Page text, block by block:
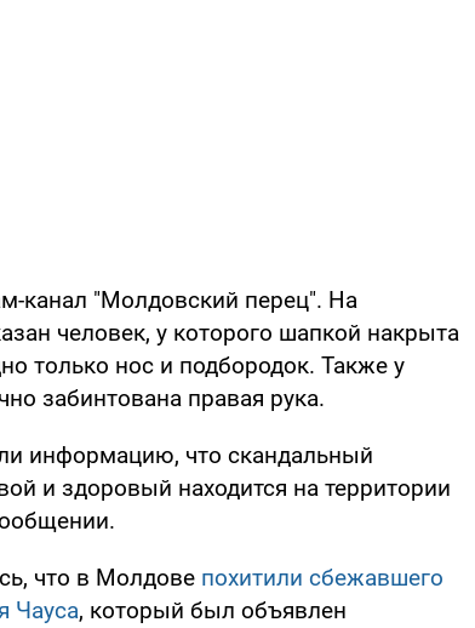
канал "Молдовский перец". На
человек, у которого шапкой накрыта
только нос и подбородок. Также у
забинтована правая рука.
информацию, что скандальный
и здоровый находится на территории
что в Молдове похитили сбежавшего
Чауса, который был объявлен